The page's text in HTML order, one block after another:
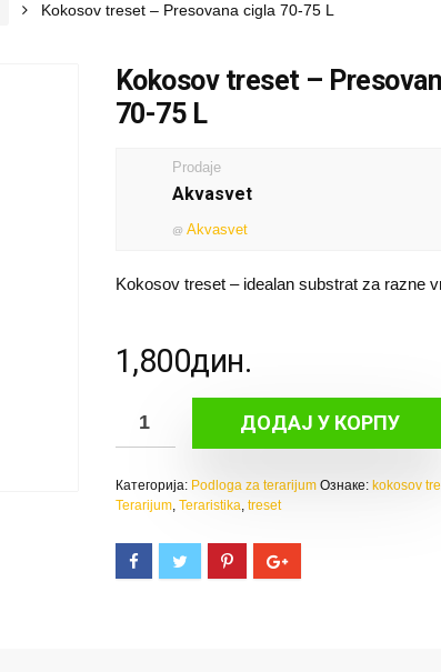
Kokosov treset – Presovana cigla 70-75 L
Kokosov treset –
70-75 L
Prodaje
Akvasvet
@ Akvasvet
Kokosov treset – idealan substrat za razne
1,800дин.
Presovana
cigla
70-
75
ДОДАЈ У КОРПУ
Категорија: Podloga za terarijum Ознаке: kokosov
Terarijum, Teraristika, treset